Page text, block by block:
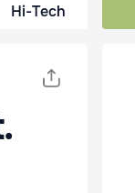
Hi-Tech